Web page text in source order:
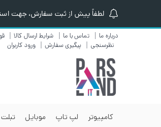
لطفاً پیش از ثبت سفارش، جهت
درباره ما تماس با ما شرایط ارسال کالا
نظرسنجی
پیگیری سفارش ورود کاربران
کامپیوتر لپ تاپ موبایل تبلت